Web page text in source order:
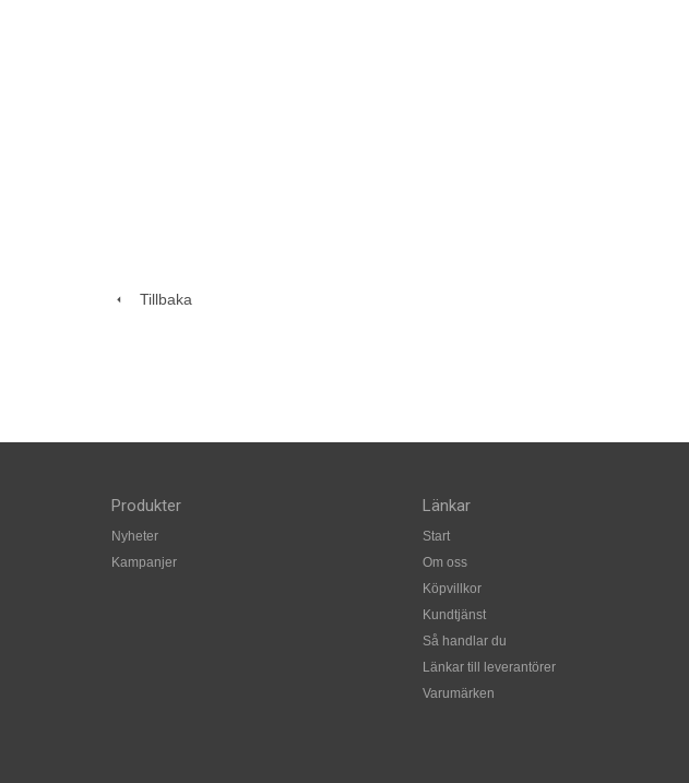
Tillbaka
Produkter
Nyheter
Kampanjer
Länkar
Start
Om oss
Köpvillkor
Kundtjänst
Så handlar du
Länkar till leverantörer
Varumärken